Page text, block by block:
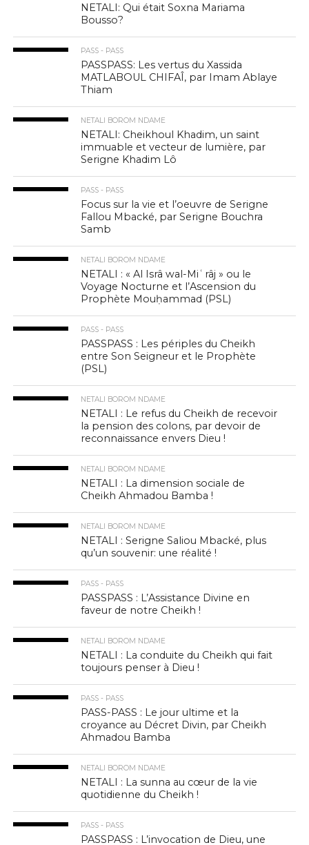
NETALI: Qui était Soxna Mariama
Bousso?
PASS - PASS
PASSPASS: Les vertus du Xassida
MATLABOUL CHIFAÎ, par Imam Ablaye
Thiam
NETALI BOROM NDAME
NETALI: Cheikhoul Khadim, un saint
immuable et vecteur de lumière, par
Serigne Khadim Lô
PASS - PASS
Focus sur la vie et l’oeuvre de Serigne
Fallou Mbacké, par Serigne Bouchra
Samb
NETALI BOROM NDAME
NETALI : « Al Isrâ wal-Miʿrâj » ou le
Voyage Nocturne et l’Ascension du
Prophète Mouḥammad (PSL)
PASS - PASS
PASSPASS : Les périples du Cheikh
entre Son Seigneur et le Prophète
(PSL)
NETALI BOROM NDAME
NETALI : Le refus du Cheikh de recevoir
la pension des colons, par devoir de
reconnaissance envers Dieu !
NETALI BOROM NDAME
NETALI : La dimension sociale de
Cheikh Ahmadou Bamba !
NETALI BOROM NDAME
NETALI : Serigne Saliou Mbacké, plus
qu’un souvenir: une réalité !
PASS - PASS
PASSPASS : L’Assistance Divine en
faveur de notre Cheikh !
NETALI BOROM NDAME
NETALI : La conduite du Cheikh qui fait
toujours penser à Dieu !
PASS - PASS
PASS-PASS : Le jour ultime et la
croyance au Décret Divin, par Cheikh
Ahmadou Bamba
NETALI BOROM NDAME
NETALI : La sunna au cœur de la vie
quotidienne du Cheikh !
PASS - PASS
PASSPASS : L’invocation de Dieu, une